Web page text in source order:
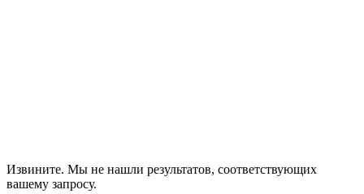
Извините. Мы не нашли результатов, соответствующих
вашему запросу.